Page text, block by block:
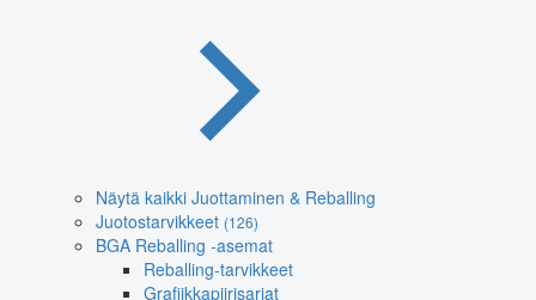
Näytä kaikki Juottaminen & Reballing
Juotostarvikkeet (126)
BGA Reballing -asemat
Reballing-tarvikkeet
Grafiikkapiirisarjat